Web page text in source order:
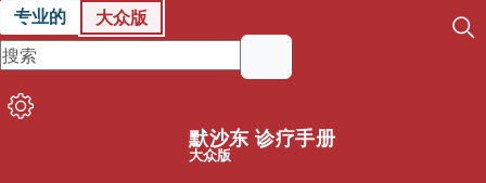
专业的 大众版
默沙东 诊疗手册
大众版